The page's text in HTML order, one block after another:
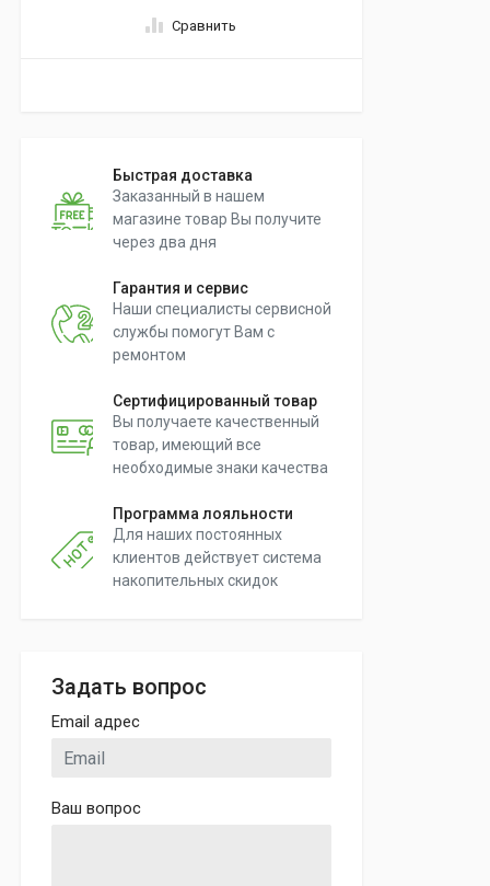
Сравнить
Быстрая доставка
Заказанный в нашем
магазине товар Вы получите
через два дня
Гарантия и сервис
Наши специалисты сервисной
службы помогут Вам с
ремонтом
Сертифицированный товар
Вы получаете качественный
товар, имеющий все
необходимые знаки качества
Программа лояльности
Для наших постоянных
клиентов действует система
накопительных скидок
Задать вопрос
Email адрес
Ваш вопрос